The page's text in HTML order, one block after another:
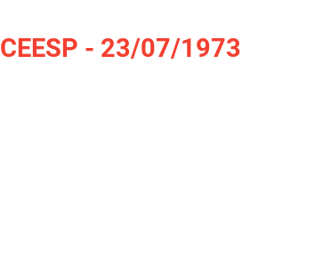
CEESP - 23/07/1973